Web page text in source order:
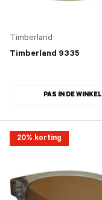
Timberland
Timberland 9335
PAS IN DE WINKEL
20% korting